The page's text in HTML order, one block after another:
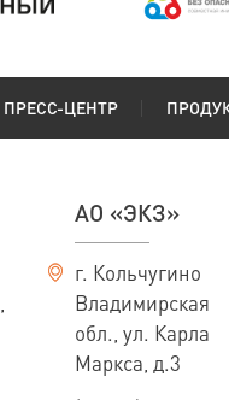
ПРЕСС-ЦЕНТР
АО «ЭКЗ»
г. Кольчугино
Владимирская
обл., ул. Карла
Маркса, д.3